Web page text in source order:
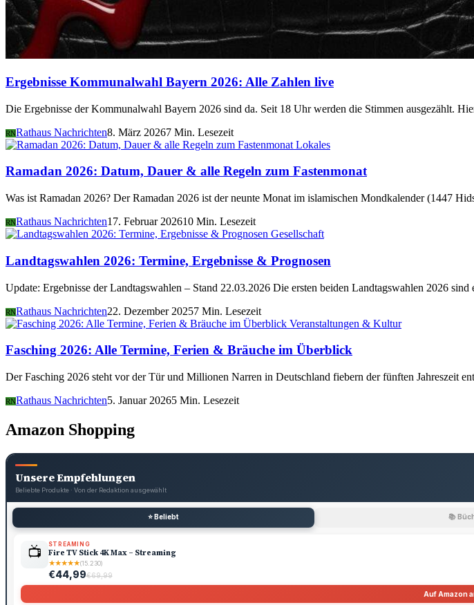
Ergebnisse Kommunalwahl Bayern 2026: Alle Zahlen live
Die Ergebnisse der Kommunalwahl Bayern 2026 sind da. Seit 18 Uhr werden die Stimmen ausgezählt.
RNRathaus Nachrichten8. März 20267 Min. Lesezeit
Lokales
Ramadan 2026: Datum, Dauer & alle Regeln zum Fastenmonat
Was ist Ramadan 2026? Der Ramadan 2026 ist der neunte Monat im islamischen Mondkalender (1447
RNRathaus Nachrichten17. Februar 202610 Min. Lesezeit
Gesellschaft
Landtagswahlen 2026: Termine, Ergebnisse & Prognosen
Update: Ergebnisse der Landtagswahlen – Stand 22.03.2026 Die ersten beiden Landtagswahlen 2026
RNRathaus Nachrichten22. Dezember 20257 Min. Lesezeit
Veranstaltungen & Kultur
Fasching 2026: Alle Termine, Ferien & Bräuche im Überblick
Der Fasching 2026 steht vor der Tür und Millionen Narren in Deutschland fiebern der fünften Jahreszeit
RNRathaus Nachrichten5. Januar 20265 Min. Lesezeit
Amazon Shopping
Unsere Empfehlungen
Beliebte Produkte · Von der Redaktion ausgewählt
⭐ Beliebt 📚
📺 STREAMING
Fire TV Stick 4K Max – Streaming
★★★★★(15.230)
€44,99€69,99
Auf Amazon